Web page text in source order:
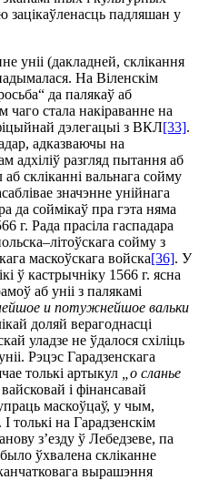
зацікаўленасць падляшан у
уніі (дакладней, склі­кання
На Віленскім
да палякаў аб
чаго стала накіраванне на
дэлегацыі з ВКЛ[33].
адказваючы на
адхіліў разгляд пытання аб
аб скліканні вальнага сойму
значэнне унійнага
да соймікаў пра гэта няма
г. Рада прасіла гаспадара
сойму з
маскоўскага войска[36]. У
ў кастрычніку 1566 г. ясна
аб уніі з палякамі
и потужнейшое вальки
доляй верагоднасці
уладзе не ўдалося схіліць
Рэцэс Гарадзенскага
толькі артыкул
„о сланье
і фінансавай
маскоўцаў, у чым,
. І толькі на Гарадзенскім
з’езду ў Лебедзеве, па
ўхвалена скліканне
вырашэння